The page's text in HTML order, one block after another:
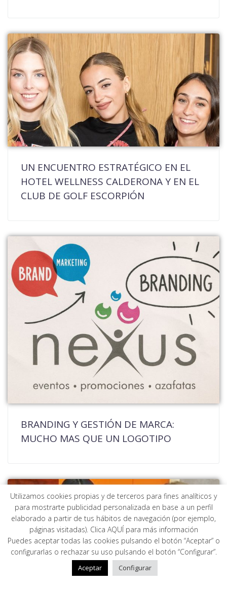
UN ENCUENTRO ESTRATÉGICO EN EL
HOTEL WELLNESS CALDERONA Y EN EL
CLUB DE GOLF ESCORPIÓN
BRANDING Y GESTIÓN DE MARCA:
MUCHO MAS QUE UN LOGOTIPO
Utilizamos cookies propias y de terceros para fines analíticos y
para mostrarte publicidad personalizada en base a un perfil
elaborado a partir de tus hábitos de navegación (por ejemplo,
páginas visitadas). Clica AQUÍ para más información
Puedes aceptar todas las cookies pulsando el botón “Aceptar” o
configurarlas o rechazar su uso pulsando el botón “Configurar”.
Aceptar Configurar